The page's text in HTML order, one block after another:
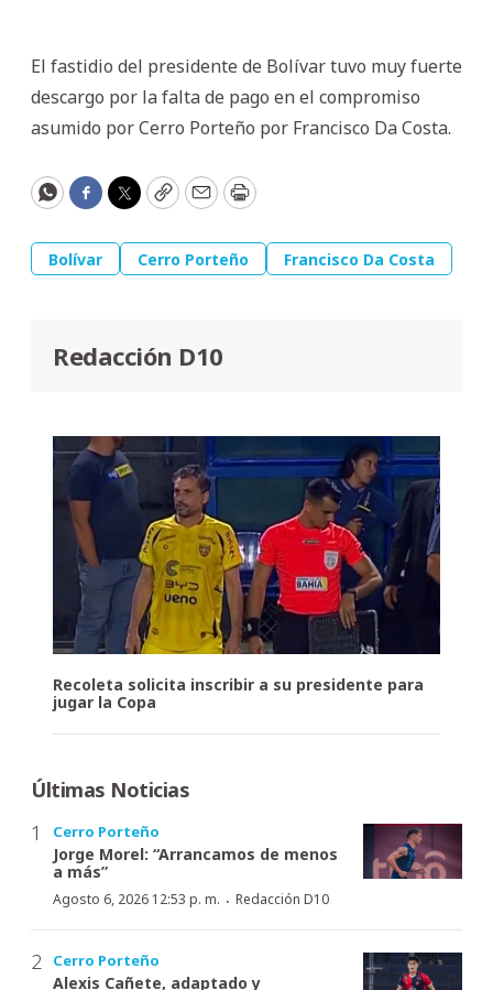
El fastidio del presidente de Bolívar tuvo muy fuerte
descargo por la falta de pago en el compromiso
asumido por Cerro Porteño por Francisco Da Costa.
WhatsApp
Facebook
Twitter
CopyEmailPrint
Bolívar Cerro Porteño Francisco Da Costa
Redacción D10
Recoleta solicita inscribir a su presidente para
jugar la Copa
Últimas Noticias
Cerro Porteño
Jorge Morel: “Arrancamos de menos
a más”
Agosto 6, 2026 12:53 p. m. · Redacción D10
Cerro Porteño
Alexis Cañete, adaptado y